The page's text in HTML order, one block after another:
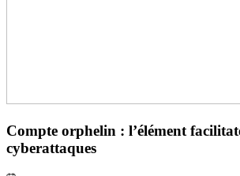
Compte orphelin : l’élément
cyberattaques